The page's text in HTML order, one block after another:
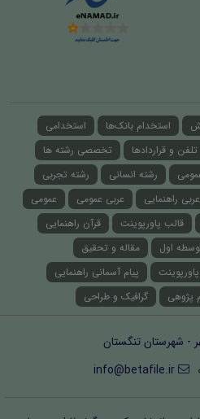
استخدام بانک‌ها
استخدامی
و قراردادها
تخصصی رشته ها
رشته انسانی
رشته تجربی
عربی راهنمایی عربی عمومی
عمومی
قالب پاورپوینت
قرآن راهنمایی
اول
مقاله و تحقیق
پاورپوینت
پیام آسمانی راهنمایی
پژوهی گرافیک و طراحی
- شهرستان تنگستان
info@betafile.ir